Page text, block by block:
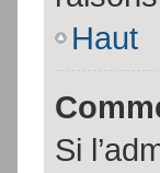
Haut
Si